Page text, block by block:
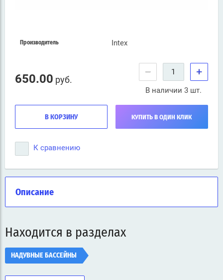
Производитель Intex
650.00 руб.
− +
В наличии 3 шт.
В КОРЗИНУ КУПИТЬ В ОДИН КЛИК
К сравнению
Описание
Находится в разделах
НАДУВНЫЕ БАССЕЙНЫ